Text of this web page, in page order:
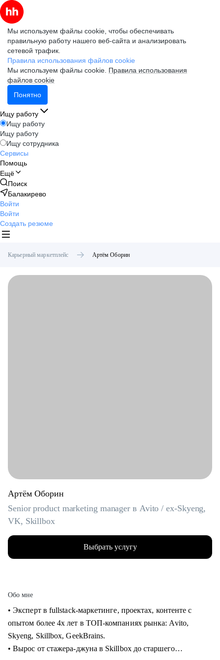
Мы используем файлы cookie, чтобы обеспечивать
правильную работу нашего веб-сайта и анализировать
сетевой трафик.
Правила использования файлов cookie
Мы используем файлы cookie. Правила использования
файлов cookie
Понятно
Ищу работу
Ищу работу
Ищу работу
Ищу сотрудника
Сервисы
Помощь
Ещё
Поиск
Балакирево
Войти
Войти
Создать резюме
Карьерный маркетплейс Артём Оборин
Артём Оборин
Senior product marketing manager в Avito / ex-Skyeng,
VK, Skillbox
Выбрать услугу
Обо мне
• Эксперт в fullstack-маркетинге, проектах, контенте с
опытом более 4х лет в ТОП-компаниях рынка: Avito,
Skyeng, Skillbox, GeekBrains.
• Вырос от стажера-джуна в Skillbox до старшего